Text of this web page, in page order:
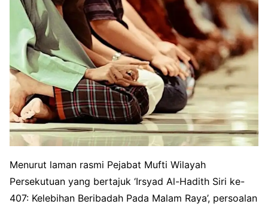
Menurut laman rasmi Pejabat Mufti Wilayah
Persekutuan yang bertajuk ‘Irsyad Al-Hadith Siri ke-
407: Kelebihan Beribadah Pada Malam Raya’, persoalan